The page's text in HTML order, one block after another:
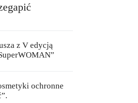
z V edycją
ochronne